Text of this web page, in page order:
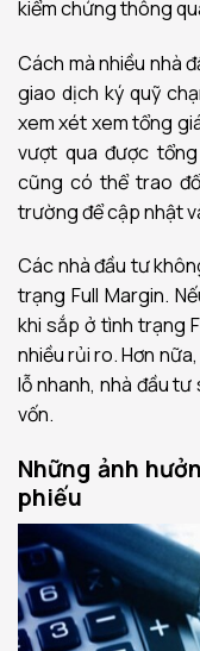
kiểm chứng thông
Cách mà nhiều nhà
giao dịch ký quỹ
xem xét xem tổng
vượt qua được
cũng có thể trao
trường để cập nhật
Các nhà đầu tư
trạng Full Margin.
khi sắp ở tình trạng
nhiều rủi ro. Hơn
lỗ nhanh, nhà đầu
vốn.
Những ảnh
phiếu